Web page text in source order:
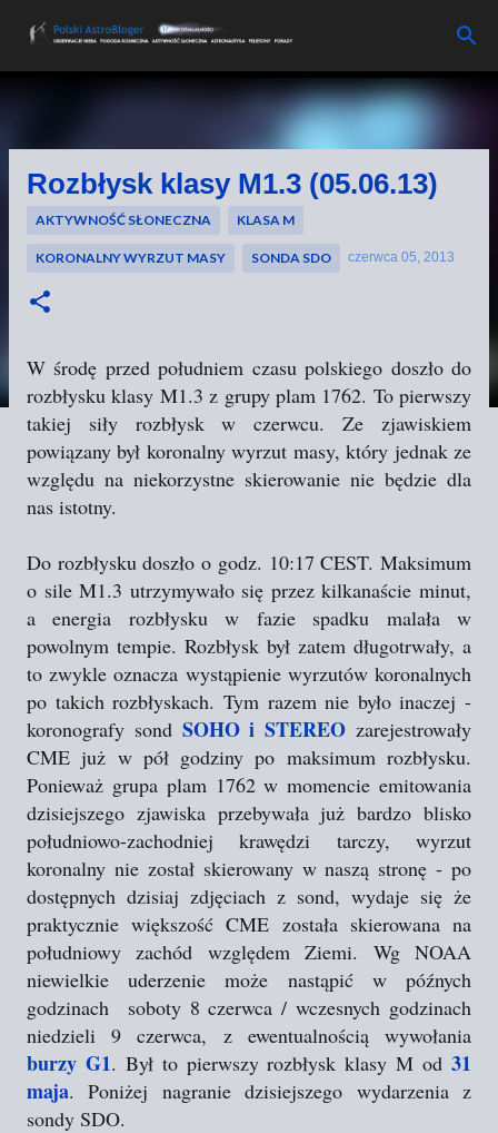
Przejdź do głównej zawartości
Rozbłysk klasy M1.3 (05.06.13)
AKTYWNOŚĆ SŁONECZNA KLASA M
KORONALNY WYRZUT MASY SONDA SDO czerwca 05, 2013
W środę przed południem czasu polskiego doszło do
rozbłysku klasy M1.3 z grupy plam 1762. To pierwszy
takiej siły rozbłysk w czerwcu. Ze zjawiskiem
powiązany był koronalny wyrzut masy, który jednak ze
względu na niekorzystne skierowanie nie będzie dla
nas istotny.
Do rozbłysku doszło o godz. 10:17 CEST. Maksimum
o sile M1.3 utrzymywało się przez kilkanaście minut,
a energia rozbłysku w fazie spadku malała w
powolnym tempie. Rozbłysk był zatem długotrwały, a
to zwykle oznacza wystąpienie wyrzutów koronalnych
po takich rozbłyskach. Tym razem nie było inaczej -
koronografy sond SOHO i STEREO zarejestrowały
CME już w pół godziny po maksimum rozbłysku.
Ponieważ grupa plam 1762 w momencie emitowania
dzisiejszego zjawiska przebywała już bardzo blisko
południowo-zachodniej krawędzi tarczy, wyrzut
koronalny nie został skierowany w naszą stronę - po
dostępnych dzisiaj zdjęciach z sond, wydaje się że
praktycznie większość CME została skierowana na
południowy zachód względem Ziemi. Wg NOAA
niewielkie uderzenie może nastąpić w późnych
godzinach soboty 8 czerwca / wczesnych godzinach
niedzieli 9 czerwca, z ewentualnością wywołania
burzy G1. Był to pierwszy rozbłysk klasy M od31
maja. Poniżej nagranie dzisiejszego wydarzenia z
sondy SDO.